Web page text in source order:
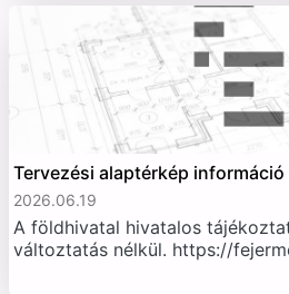
Tervezési alaptérkép
2026.06.19
A földhivatal hivatalos
változtatás nélkül. https://